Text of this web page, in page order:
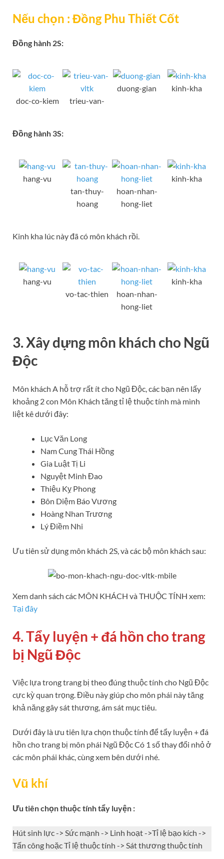
Nếu chọn : Đồng Phu Thiết Cốt
Đồng hành 2S:
doc-co-kiem trieu-van-
duong-gian kinh-kha
Đồng hành 3S:
hang-vu
tan-thuy-
hoang
hoan-nhan-
hong-liet
kinh-kha
Kinh kha lúc này đã có môn khách rồi.
hang-vu
vo-tac-thien
hoan-nhan-
hong-liet
kinh-kha
3. Xây dựng môn khách cho Ngũ
Độc
Môn khách A hỗ trợ rất ít cho Ngũ Độc, các bạn nên lấy
khoảng 2 con Môn Khách tăng tỉ lệ thuộc tính mà mình
liệt kê dưới đây:
Lục Văn Long
Nam Cung Thái Hồng
Gia Luật Tị Li
Nguyệt Minh Đao
Thiệu Kỵ Phong
Bôn Diệm Báo Vương
Hoàng Nhan Trương
Lý Điềm Nhi
Ưu tiên sử dụng môn khách 2S, và các bộ môn khách sau:
Xem danh sách các MÔN KHÁCH và THUỘC TÍNH xem:
Tại đây
4. Tẩy luyện + đá hồn cho trang
bị Ngũ Độc
Việc lựa trong trang bị theo đúng thuộc tính cho Ngũ Độc
cực kỳ quan trọng. Điều này giúp cho môn phái này tăng
khả năng gây sát thương, ám sát mục tiêu.
Dưới đây là ưu tiên lựa chọn thuộc tính để tẩy luyện + đá
hồn cho trang bị môn phái Ngũ Độc Có 1 số thay đổi nhỏ ở
các môn phái khác, cùng xem bên dưới nhé.
Vũ khí
Ưu tiên chọn thuộc tính tẩy luyện :
Hút sinh lực -> Sức mạnh -> Linh hoạt ->Tỉ lệ bạo kích ->
Tấn công hoặc Tỉ lệ thuộc tính -> Sát thương thuộc tính